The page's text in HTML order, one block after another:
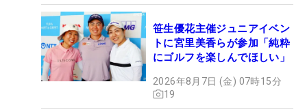
笹生優花主催ジュニアイベン
トに宮里美香らが参加「純粋
にゴルフを楽しんでほしい」
2026年8月7日 (金) 07時15分
19